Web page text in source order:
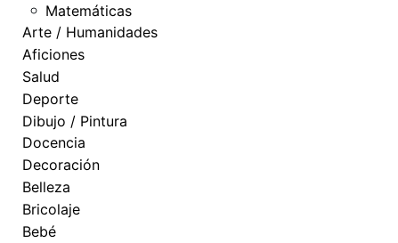
Matemáticas
Arte / Humanidades
Aficiones
Salud
Deporte
Dibujo / Pintura
Docencia
Decoración
Belleza
Bricolaje
Bebé